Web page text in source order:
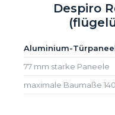
Despiro
Aluminium-
77 mm starke Paneele
maximale Baumaße